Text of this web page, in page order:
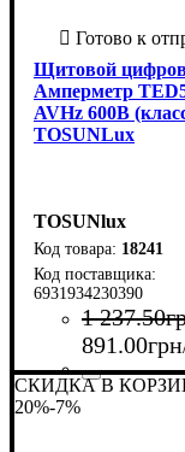
Щитовой
Амперметр
AVHz 600B
TOSUNLux
TOSUNlux
18241
6931934230390
1 237.50
891.00грн
Страна-
Китай
Серия: TED5
Класс точности:
СКИДКА В
20%-7%